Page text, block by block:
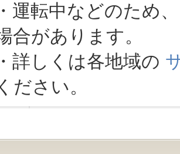
運転中などのため
合があります。
詳しくは各地域の
ください。